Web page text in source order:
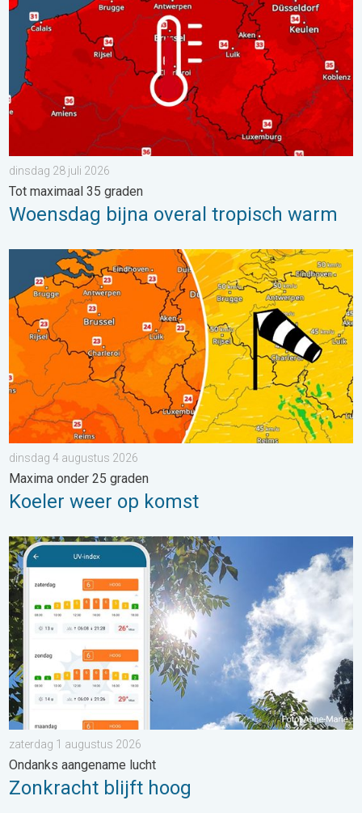
dinsdag 28 juli 2026
Tot maximaal 35 graden
Woensdag bijna overal tropisch warm
Koeler weer op komst. Maxima onder 25 graden. . . dinsdag
dinsdag 4 augustus 2026
Maxima onder 25 graden
Koeler weer op komst
Zonkracht blijft hoog. Ondanks aangename lucht. . . zaterdag
zaterdag 1 augustus 2026
Ondanks aangename lucht
Zonkracht blijft hoog